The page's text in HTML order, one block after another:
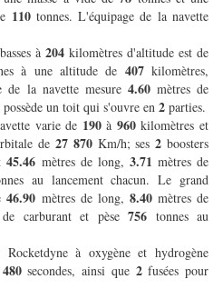
110 tonnes.L'équipage de la navette
à 204 kilomètres d'altitude est de
à une altitude de 407kilomètres,
la navette mesure 4.60mètres de
un toit qui s'ouvre en 2 parties.
varie de 190à 960kilomètres et
de 27 870Km/h; ses2boosters
45.46 mètres de long, 3.71 mètres de
au lancement chacun. Le grand
46.90 mètres de long, 8.40 mètres de
carburant et pèse 756 tonnes au
Rocketdyne à oxygène et hydrogène
480secondes, ainsi que 2fusées pour